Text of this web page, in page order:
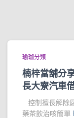
瑜珈分類
楠梓當舖分
長大寮汽車
控制擅長解除
藥茶飲治咳簡單